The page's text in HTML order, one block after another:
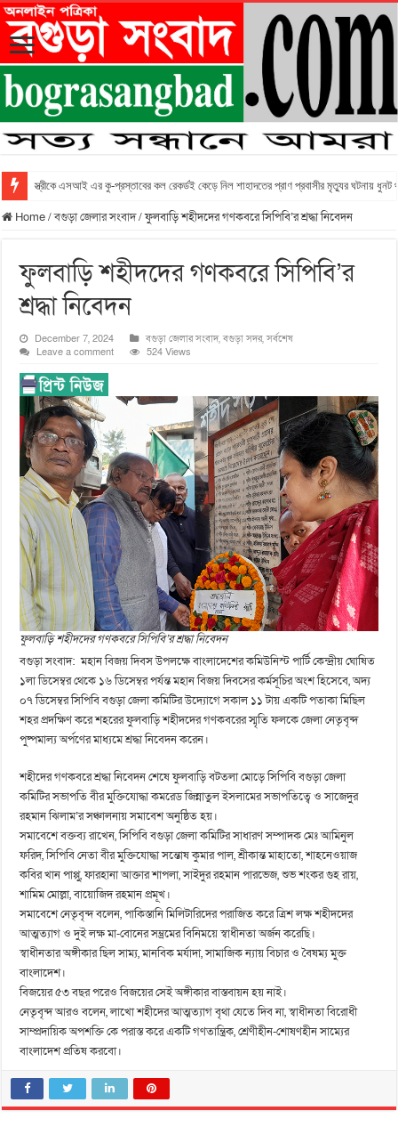
স্ত্রীকে এসআই এর কু-প্রস্তাবের কল রেকর্ডই কেড়ে নিল শাহাদতের প্রাণ প্রবাসীর মৃত্যুর ঘটনায় ধুনট
Home/বগুড়া জেলার সংবাদ/ফুলবাড়ি শহীদদের গণকবরে সিপিবি’র শ্রদ্ধা নিবেদন
ফুলবাড়ি শহীদদের গণকবরে সিপিবি’র
শ্রদ্ধা নিবেদন
December 7, 2024 বগুড়া জেলার সংবাদ,বগুড়া সদর,সর্বশেষ
Leave a comment
524 Views
ফুলবাড়ি শহীদদের গণকবরে সিপিবি’র শ্রদ্ধা নিবেদন
বগুড়া সংবাদ: মহান বিজয় দিবস উপলক্ষে বাংলাদেশের কমিউনিস্ট পার্টি কেন্দ্রীয় ঘোষিত
১লা ডিসেম্বর থেকে ১৬ ডিসেম্বর পর্যন্ত মহান বিজয় দিবসের কর্মসূচির অংশ হিসেবে, অদ্য
০৭ ডিসেম্বর সিপিবি বগুড়া জেলা কমিটির উদ্যোগে সকাল ১১ টায় একটি পতাকা মিছিল
শহর প্রদক্ষিণ করে শহরের ফুলবাড়ি শহীদদের গণকবরের স্মৃতি ফলকে জেলা নেতৃবৃন্দ
পুষ্পমাল্য অর্পণের মাধ্যমে শ্রদ্ধা নিবেদন করেন।
শহীদের গণকবরে শ্রদ্ধা নিবেদন শেষে ফুলবাড়ি বটতলা মোড়ে সিপিবি বগুড়া জেলা
কমিটির সভাপতি বীর মুক্তিযোদ্ধা কমরেড জিন্নাতুল ইসলামের সভাপতিত্বে ও সাজেদুর
রহমান ঝিলাম’র সঞ্চালনায় সমাবেশ অনুষ্ঠিত হয়।
সমাবেশে বক্তব্য রাখেন, সিপিবি বগুড়া জেলা কমিটির সাধারণ সম্পাদক মেঃ আমিনুল
ফরিদ, সিপিবি নেতা বীর মুক্তিযোদ্ধা সন্তোষ কুমার পাল, শ্রীকান্ত মাহাতো, শাহনেওয়াজ
কবির খান পাপ্পু, ফারহানা আক্তার শাপলা, সাইদুর রহমান পারভেজ, শুভ শংকর গুহ রায়,
শামিম মোল্লা, বায়োজিদ রহমান প্রমূখ।
সমাবেশে নেতৃবৃন্দ বলেন, পাকিস্তানি মিলিটারিদের পরাজিত করে ত্রিশ লক্ষ শহীদদের
আত্মত্যাগ ও দুই লক্ষ মা-বোনের সম্ভ্রমের বিনিময়ে স্বাধীনতা অর্জন করেছি।
স্বাধীনতার অঙ্গীকার ছিল সাম্য, মানবিক মর্যাদা, সামাজিক ন্যায় বিচার ও বৈষম্য মুক্ত
বাংলাদেশ।
বিজয়ের ৫৩ বছর পরেও বিজয়ের সেই অঙ্গীকার বাস্তবায়ন হয় নাই।
নেতৃবৃন্দ আরও বলেন, লাখো শহীদের আত্মত্যাগ বৃথা যেতে দিব না, স্বাধীনতা বিরোধী
সাম্প্রদায়িক অপশক্তি কে পরাস্ত করে একটি গণতান্ত্রিক, শ্রেণীহীন-শোষণহীন সাম্যের
বাংলাদেশ প্রতিষ করবো।